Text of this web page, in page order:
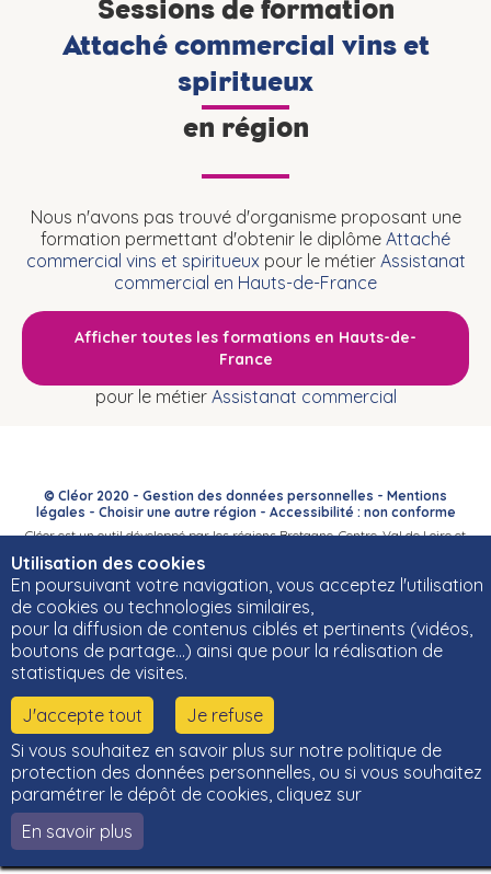
Utilisation des cookies
En poursuivant votre navigation, vous acceptez l'utilisation
de cookies ou technologies similaires,
pour la diffusion de contenus ciblés et pertinents (vidéos,
boutons de partage…) ainsi que pour la réalisation de
statistiques de visites.
J'accepte tout
Je refuse
Si vous souhaitez en savoir plus sur notre politique de
protection des données personnelles, ou si vous souhaitez
paramétrer le dépôt de cookies, cliquez sur
En savoir plus
Sessions de formation
Attaché commercial vins et
spiritueux
en région
Nous n'avons pas trouvé d'organisme proposant une
formation permettant d'obtenir le diplôme Attaché
commercial vins et spiritueux pour le métier Assistanat
commercial en Hauts-de-France
Afficher toutes les formations en Hauts-de-
France
pour le métier Assistanat commercial
© Cléor 2020 - Gestion des données personnelles - Mentions
légales - Choisir une autre région- Accessibilité : non conforme
Cléor est un outil développé par les régions Bretagne, Centre-Val de Loire et